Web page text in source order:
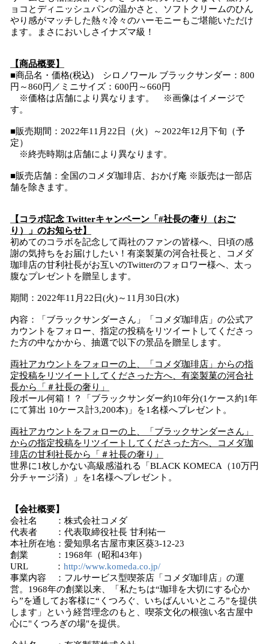
ョコとディニッシュパンの温かさと、ソフトクリームのひん
やり感がマッチした熱々冷々のハーモニーもご堪能いただけ
ます。まさにおいしさイナズマ級！
【商品概要】
■商品名・価格(税込) シロノワール ブラックサンダー：800
円～860円／ミニサイズ：600円～660円
※価格は店舗により異なります。 ※画像はイメージで
す。
■販売期間：2022年11月22日（火）～2022年12月下旬（予
定）
※終売時期は店舗により異なります。
■販売店舗：全国のコメダ珈琲店、おかげ庵 ※販売は一部店
舗を除きます。
【コラボ記念 Twitterキャンペーン「#社長の奢り（おご
り）」のお知らせ】
初めてのコラボを記念して両社のファンの皆様へ、日頃の感
謝の気持ちをお届けしたい！有楽製菓の河合社長と、コメダ
珈琲店の甘利社長がお互いのTwitterのフォロワー様へ、太っ
腹なプレゼントを贈呈します。
期間：2022年11月22日(火)～11月30日(水)
内容：「ブラックサンダーさん」「コメダ珈琲店」の公式ア
カウントをフォロー、指定の投稿をリツイートしてくださっ
た方の中なかから、抽選で以下の景品を贈呈します。
両社アカウントをフォローの上、「コメダ珈琲店」からの指
定投稿をリツイートしてくださった方へ、有楽製菓の河合社
長から「＃社長の奢り」
段ボール何箱！？「ブラックサンダー約10年分(1ケース約1年
にて算出 10ケース計3,200本)」を1名様へプレゼント。
両社アカウントをフォローの上、「ブラックサンダーさん」
からの指定投稿をリツイートしてくださった方へ、コメダ珈
琲店の甘利社長から「＃社長の奢り」
世界に1枚しかない高級感溢れる「BLACK KOMECA（10万円
分チャージ済）」を1名様へプレゼント。
【会社概要】
会社名 ：株式会社コメダ
代表者 ：代表取締役社長 甘利祐一
本社所在地：愛知県名古屋市東区葵3‐12‐23
創業 ：1968年（昭和43年）
URL ： http://www.komeda.co.jp/
事業内容 ：フルサービス型喫茶店「コメダ珈琲店」の運
営。1968年の創業以来、「私たちは“珈琲を大切にする心か
ら”を通してお客様に“くつろぐ、いちばんいいところ”を提供
します」という経営理念のもと、喫茶文化の根強い名古屋中
心に"くつろぎの場"を提供。